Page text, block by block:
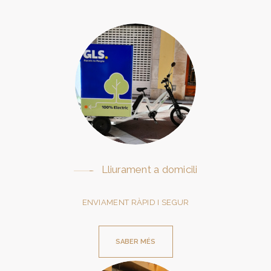
Lliurament a domicili
ENVIAMENT RÀPID I SEGUR
SABER MÉS